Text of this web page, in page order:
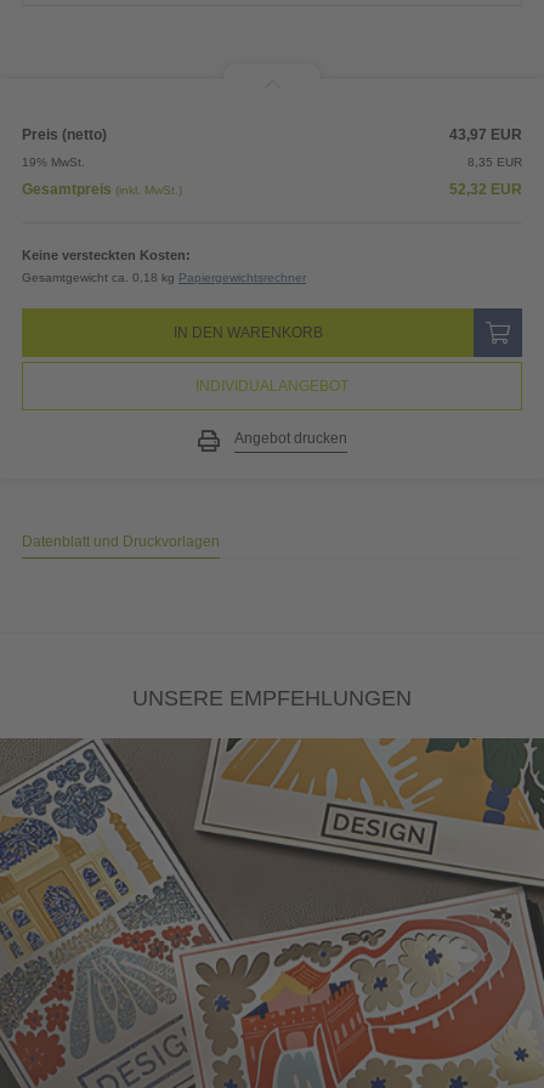
Preis (netto) 43,97 EUR
19% MwSt. 8,35 EUR
Gesamtpreis (inkl. MwSt.) 52,32 EUR
Keine versteckten Kosten:
Gesamtgewicht ca. 0,18 kg Papiergewichtsrechner
IN DEN WARENKORB
INDIVIDUALANGEBOT
Angebot drucken
Datenblatt und Druckvorlagen
UNSERE EMPFEHLUNGEN